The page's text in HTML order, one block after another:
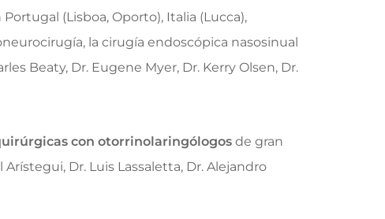
(Lisboa, Oporto), Italia (Lucca),
la cirugía endoscópica nasosinual
Beaty, Dr. Eugene Myer, Dr. Kerry Olsen, Dr.
con otorrinolaringólogos de gran
Dr. Luis Lassaletta, Dr. Alejandro